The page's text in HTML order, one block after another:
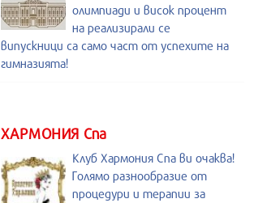
олимпиади и висок процент
на реализирали се
випускници са само част от успехите на
гимназията!
ХАРМОНИЯ Спа
Клуб Хармония Спа ви очаква!
Голямо разнообразие от
процедури и терапии за